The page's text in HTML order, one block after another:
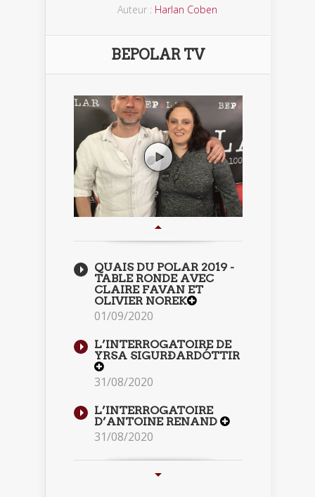
Auteur : Harlan Coben
BEPOLAR TV
QUAIS DU POLAR 2019 -
TABLE RONDE AVEC
CLAIRE FAVAN ET
OLIVIER NOREK
01/09/2020
L’INTERROGATOIRE DE
YRSA SIGURÐARDÓTTIR
31/08/2020
L’INTERROGATOIRE
D’ANTOINE RENAND
31/08/2020